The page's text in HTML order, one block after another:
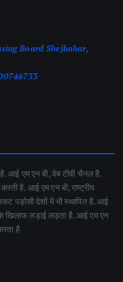
Board Shejbahar,
आई एम एन बी, वेब टीवी चैनल है.
है. आई एम एन बी, राष्ट्रीय
पड़ोसी देशों में भी स्थापित है. आई
खिलाफ लड़ाई लड़ता है. आई एम एन
है